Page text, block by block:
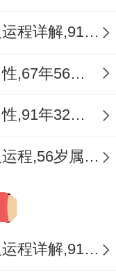
1991年属羊人2024年运势及运程详解,91年出生33岁肖羊人在2024全年每月运势完整版
1967年属羊人2023年运势男性,67年56岁属羊男2023年每月运程怎么样
1991年属羊人2023年运势男性,91年32岁属羊男2023年每月运程怎么样
1967年属羊女2023年运势及运程,56岁属羊人2023全年每月运势女性如何
1991年属羊人2024年运势及运程详解,91年出生33岁肖羊人在2024全年每月运势完整版